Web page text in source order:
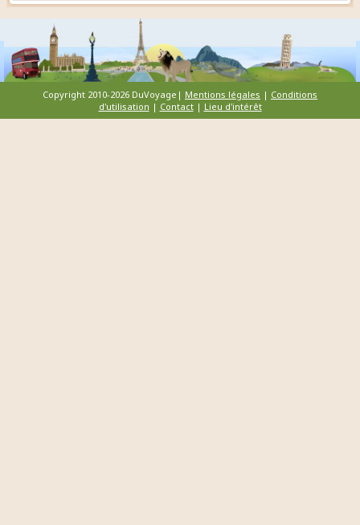
Copyright 2010-2026 DuVoyage| Mentions légales | Conditions
d'utilisation | Contact| Lieu d'intérêt